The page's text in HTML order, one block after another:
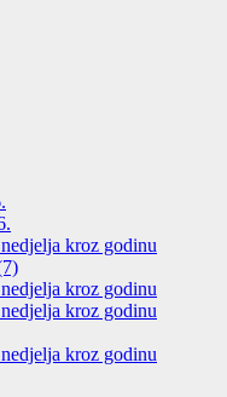
kroz godinu
kroz godinu
kroz godinu
kroz godinu